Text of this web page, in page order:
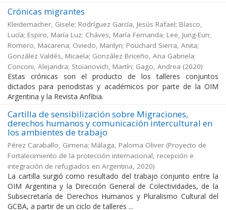
Crónicas migrantes
Kleidemacher, Gisele; Rodríguez García, Jesús Rafael; Blasco,
Lucía; Espiro, María Luz; Cháves, María Fernanda; Lee, Jung-Eun;
Romero, Macarena; Oviedo, Marilyn; Pouchard Sierra, Anita;
González Valdés, Micaela; González Briceño, Ana Gabriela;
Conconi, Alejandra; Stoianovich, Martín; Gago, Andrea (2020)
Estas crónicas son el producto de los talleres conjuntos
dictados para periodistas y académicos por parte de la OIM
Argentina y la Revista Anfibia.
Cartilla de sensibilización sobre Migraciones,
derechos humanos y comunicación intercultural en
los ambientes de trabajo
Pérez Caraballo, Gimena; Málaga, Paloma Oliver (Proyecto de
Fortalecimiento de la protección internacional, recepción e
integración de refugiados en Argentina, 2020)
La cartilla surgió como resultado del trabajo conjunto entre la
OIM Argentina y la Dirección General de Colectividades, de la
Subsecretaría de Derechos Humanos y Pluralismo Cultural del
GCBA, a partir de un ciclo de talleres ...